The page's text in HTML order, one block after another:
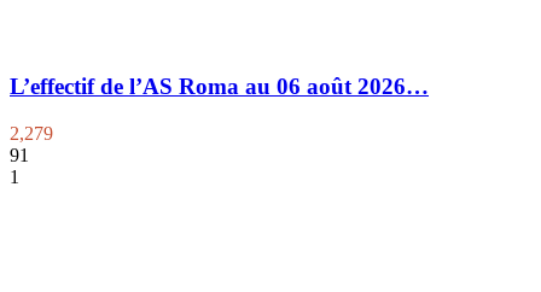
L’effectif de l’AS Roma au 06 août 2026…
2,279
91
1